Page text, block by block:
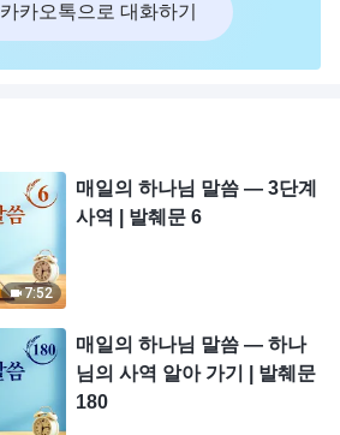
카카오톡으로 대화하기
7:52
매일의 하나님 말씀 ― 3단계
사역 | 발췌문 6
매일의 하나님 말씀 ― 하나
님의 사역 알아 가기 | 발췌문
180